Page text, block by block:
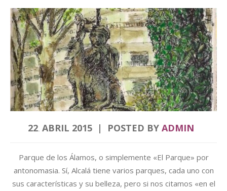
22. ABRIL 2015 POSTED BY ADMIN
Parque de los Álamos, o simplemente «El Parque» por
antonomasia. Sí, Alcalá tiene varios parques, cada uno con
sus características y su belleza, pero si nos citamos «en el